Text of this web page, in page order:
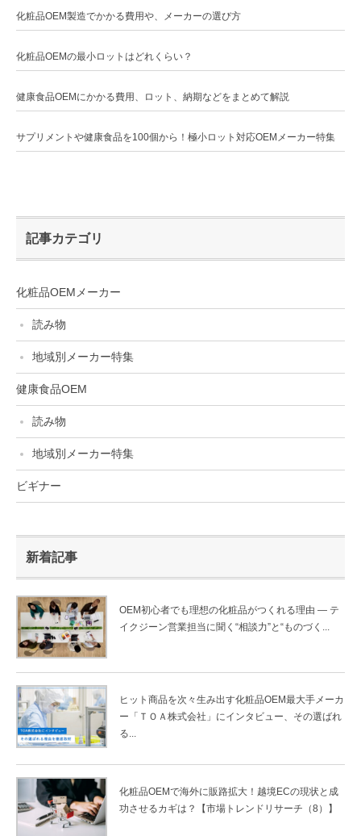
化粧品OEM製造でかかる費用や、メーカーの選び方
化粧品OEMの最小ロットはどれくらい？
健康食品OEMにかかる費用、ロット、納期などをまとめて解説
サプリメントや健康食品を100個から！極小ロット対応OEMメーカー特集
記事カテゴリ
化粧品OEMメーカー
読み物
地域別メーカー特集
健康食品OEM
読み物
地域別メーカー特集
ビギナー
新着記事
OEM初心者でも理想の化粧品がつくれる理由 ― テ
イクジーン営業担当に聞く“相談力”と“ものづく...
ヒット商品を次々生み出す化粧品OEM最大手メーカ
ー「ＴＯＡ株式会社」にインタビュー、その選ばれ
る...
化粧品OEMで海外に販路拡大！越境ECの現状と成
功させるカギは？【市場トレンドリサーチ（8）】